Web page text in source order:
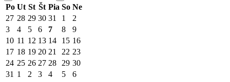
Po Ut St Št Pia So Ne
27 28 29 30 31 1
2
3
4 5 6 7 8
9
10 11 12 13 14 15 16
17 18 19 20 21 22 23
24 25 26 27 28 29 30
31 1 2 3 4 5 6